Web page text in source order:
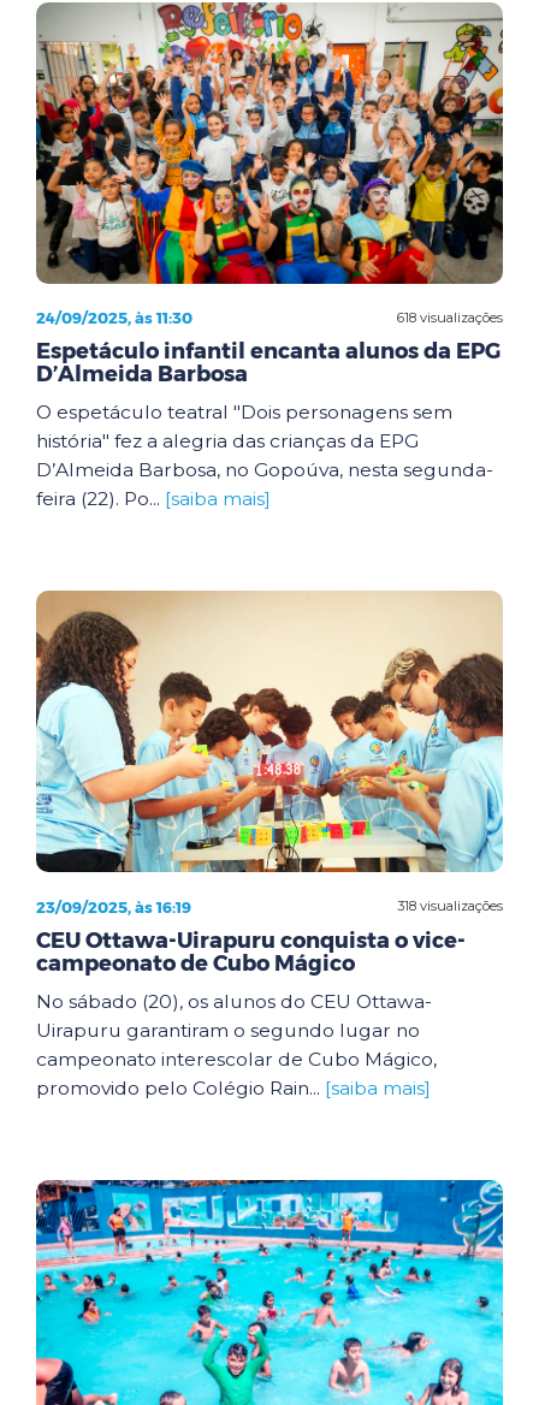
618 visualizações
24/09/2025, às 11:30
Espetáculo infantil encanta alunos da EPG
D’Almeida Barbosa
O espetáculo teatral "Dois personagens sem
história" fez a alegria das crianças da EPG
D’Almeida Barbosa, no Gopoúva, nesta segunda-
feira (22). Po... [saiba mais]
318 visualizações
23/09/2025, às 16:19
CEU Ottawa-Uirapuru conquista o vice-
campeonato de Cubo Mágico
No sábado (20), os alunos do CEU Ottawa-
Uirapuru garantiram o segundo lugar no
campeonato interescolar de Cubo Mágico,
promovido pelo Colégio Rain... [saiba mais]